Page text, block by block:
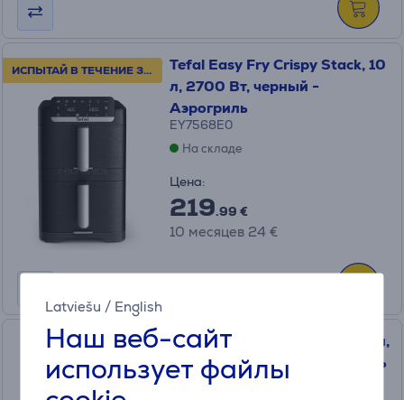
Latviešu / English
Наш веб-сайт
использует файлы
ИСПЫТАЙ В ТЕЧЕНИЕ 30 ДНЕЙ!
Tefal Easy Fry Crispy Stack, 10
л, 2700 Вт, черный -
Аэрогриль
EY7568E0
На складе
Цена:
219.99 €
10 месяцев 24 €
Ninja Air Fryer MAX PRO 6,2 л,
2000 Вт, черный - Аэрогриль
AF180EU